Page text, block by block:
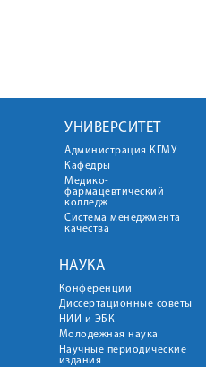
УНИВЕРСИТЕТ
Администрация КГМУ
Кафедры
Медико-
фармацевтический
колледж
Система менеджмента
качества
НАУКА
Конференции
Диссертационные советы
НИИ и ЭБК
Молодежная наука
Научные периодические
издания